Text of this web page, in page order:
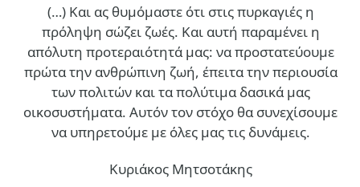
(…) Και ας θυμόμαστε ότι στις πυρκαγιές η
πρόληψη σώζει ζωές. Και αυτή παραμένει η
απόλυτη προτεραιότητά μας: να προστατεύουμε
πρώτα την ανθρώπινη ζωή, έπειτα την περιουσία
των πολιτών και τα πολύτιμα δασικά μας
οικοσυστήματα. Αυτόν τον στόχο θα συνεχίσουμε
να υπηρετούμε με όλες μας τις δυνάμεις.
Κυριάκος Μητσοτάκης